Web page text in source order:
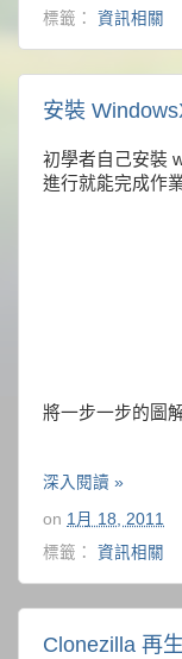
標籤： 資訊相關
安裝
初學者自己安裝
進行就能完成作
將一步一步的圖
深入閱讀 »
on 1月 18, 2011
標籤： 資訊相關
Clonezilla 再